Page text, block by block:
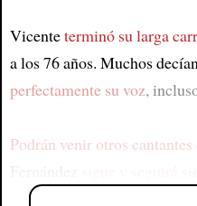
Vicenteterminó su larga
a los 76 años. Muchos
perfectamente su voz,
Podrán venir otros